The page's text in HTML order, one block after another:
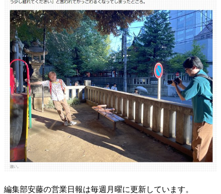
編集部安藤の営業日報は毎週月曜に更新しています。